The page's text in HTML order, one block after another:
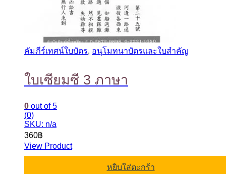
คัมภีร์เทศน์ใบบัตร, อนุโมทนาบัตรและใบสำคัญ
ใบเซียมซี 3 ภาษา
0 out of 5
(0)
SKU: n/a
360฿
View Product
หยิบใส่ตะกร้า